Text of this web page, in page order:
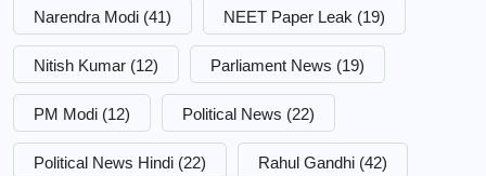
Narendra Modi (41) NEET Paper Leak (19)
Nitish Kumar (12) Parliament News (19)
PM Modi (12) Political News (22)
Political News Hindi (22) Rahul Gandhi (42)